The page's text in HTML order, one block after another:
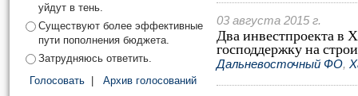
уйдут в тень.
Существуют более эффективные
пути пополнения бюджета.
Затрудняюсь ответить.
Голосовать
Архив голосований
03 августа 2015 г.
Два инвестпроекта в
господдержку на
Дальневосточный ФО,